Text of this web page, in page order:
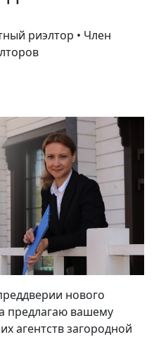
риэлтор • Член
нового
предлагаю вашему
агентств загородной